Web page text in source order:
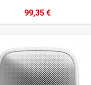
99,35 €